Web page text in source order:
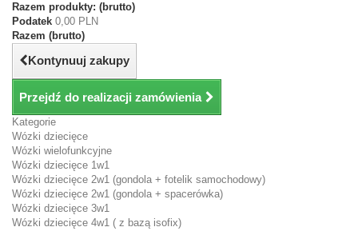
Razem produkty: (brutto)
Podatek 0,00 PLN
Razem (brutto)
Kontynuuj zakupy
Przejdź do realizacji zamówienia
Kategorie
Wózki dziecięce
Wózki wielofunkcyjne
Wózki dziecięce 1w1
Wózki dziecięce 2w1 (gondola + fotelik samochodowy)
Wózki dziecięce 2w1 (gondola + spacerówka)
Wózki dziecięce 3w1
Wózki dziecięce 4w1 ( z bazą isofix)